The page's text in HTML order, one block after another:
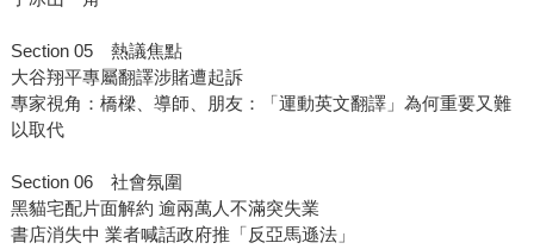
Section 05 熱議焦點
大谷翔平專屬翻譯涉賭遭起訴
專家視角：橋樑、導師、朋友：「運動英文翻譯」為何重要又難
以取代
Section 06 社會氛圍
黑貓宅配片面解約 逾兩萬人不滿突失業
書店消失中 業者喊話政府推「反亞馬遜法」